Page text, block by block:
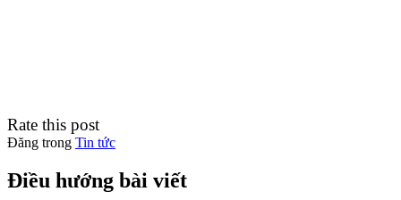
Rate this post
Đăng trong Tin tức
Điều hướng bài viết